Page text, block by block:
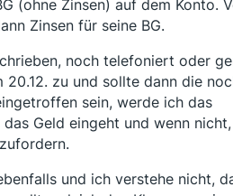
(ohne Zinsen) auf dem Konto.
Zinsen für seine BG.
noch telefoniert oder
zu und sollte dann die
sein, werde ich das
Geld eingeht und wenn
und ich verstehe nicht,